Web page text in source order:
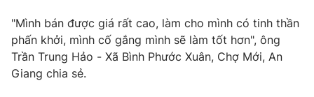
Photo Infographic
Video Shorts video
"Mình bán được giá rất cao, làm cho mình có tinh thần
phấn khởi, mình cố gắng mình sẽ làm tốt hơn", ông
Trần Trung Hảo - Xã Bình Phước Xuân, Chợ Mới, An
Giang chia sẻ.